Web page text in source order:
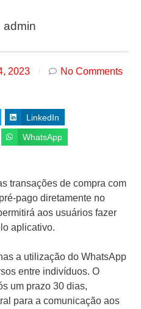
admin
2023 No Comments
LinkedIn
WhatsApp
transações de compra com
pago diretamente no
aos usuários fazer
aplicativo.
a utilização do WhatsApp
entre indivíduos. O
um prazo 30 dias,
para a comunicação aos